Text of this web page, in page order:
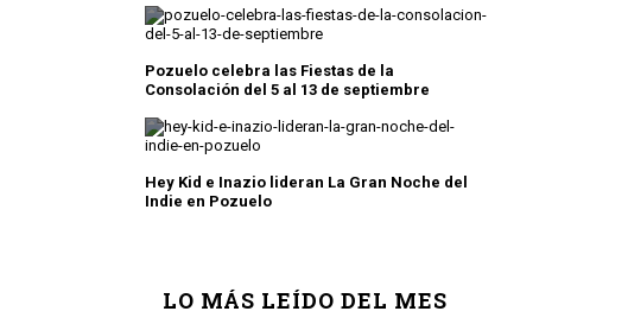
Pozuelo celebra las Fiestas de la
Consolación del 5 al 13 de septiembre
Hey Kid e Inazio lideran La Gran Noche del
Indie en Pozuelo
LO MÁS LEÍDO DEL MES